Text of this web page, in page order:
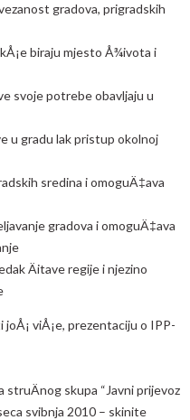
gradova, prigradskih
biraju mjesto Å¾ivota i
svoje potrebe obavljaju u
u gradu lak pristup okolnoj
sredina i omoguÄ‡ava
gradova i omoguÄ‡ava
Äitave regije i njezino
viÅ¡e, prezentaciju o IPP-
skupa “Javni prijevoz
svibnja 2010 – skinite